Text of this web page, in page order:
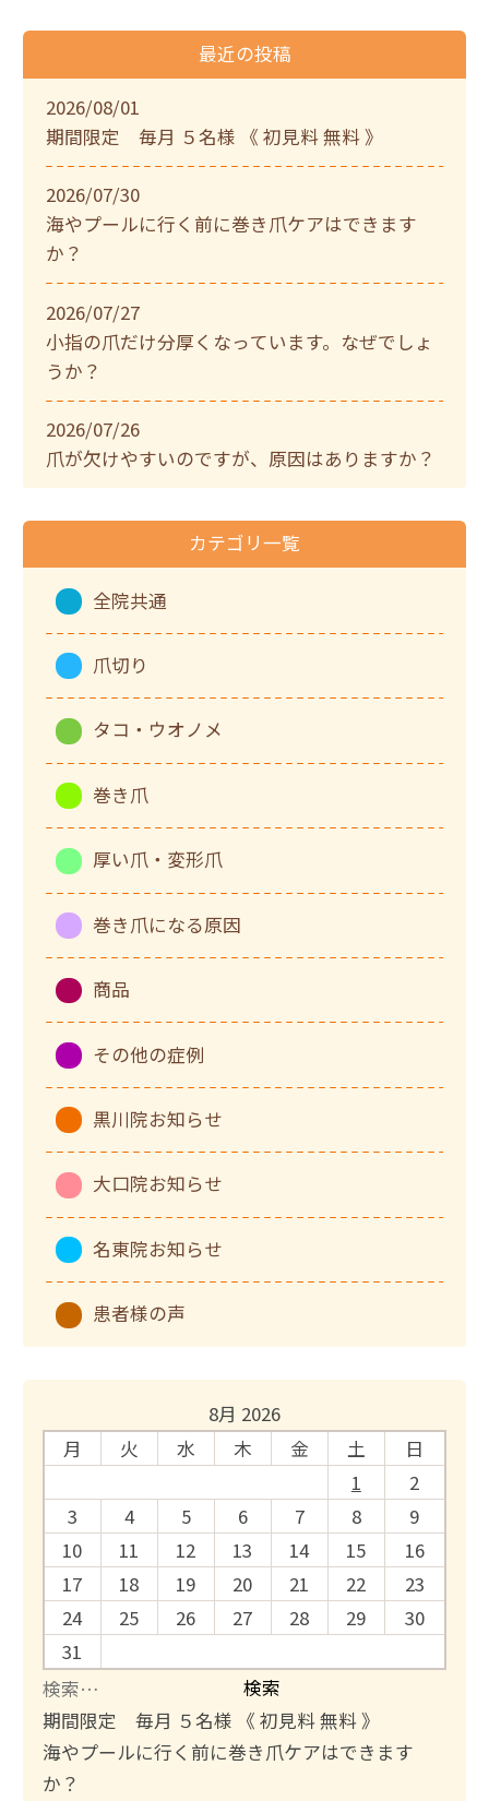
最近の投稿
2026/08/01
期間限定 毎月 ５名様 《 初見料 無料 》
2026/07/30
海やプールに行く前に巻き爪ケアはできます
か？
2026/07/27
小指の爪だけ分厚くなっています。なぜでしょ
うか？
2026/07/26
爪が欠けやすいのですが、原因はありますか？
カテゴリ一覧
全院共通
爪切り
タコ・ウオノメ
巻き爪
厚い爪・変形爪
巻き爪になる原因
商品
その他の症例
黒川院お知らせ
大口院お知らせ
名東院お知らせ
患者様の声
8月 2026
月
火 水 木 金 土
日
1
2
3
4 5 6 7 8
9
10
11 12 13 14 15
16
17
18 19 20 21 22
23
24
25 26 27 28 29
30
31
検
索
:
期間限定 毎月 ５名様 《 初見料 無料 》
海やプールに行く前に巻き爪ケアはできます
か？